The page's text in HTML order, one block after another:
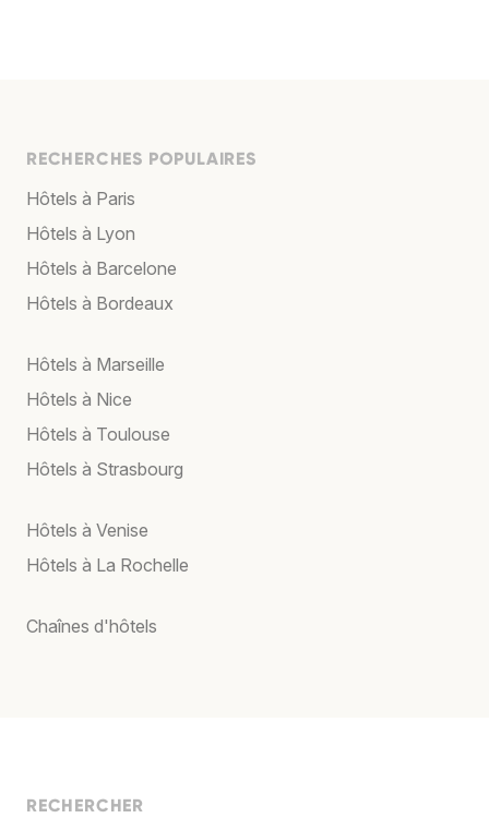
RECHERCHES POPULAIRES
Hôtels à Paris
Hôtels à Lyon
Hôtels à Barcelone
Hôtels à Bordeaux
Hôtels à Marseille
Hôtels à Nice
Hôtels à Toulouse
Hôtels à Strasbourg
Hôtels à Venise
Hôtels à La Rochelle
Chaînes d'hôtels
RECHERCHER